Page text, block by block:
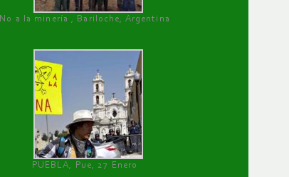
No a la minería , Bariloche, Argentina
PUEBLA, Pue, 27 Enero